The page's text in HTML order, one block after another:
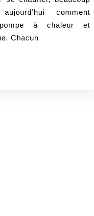
quelle
solution
comment
à chaleur et
Chacun